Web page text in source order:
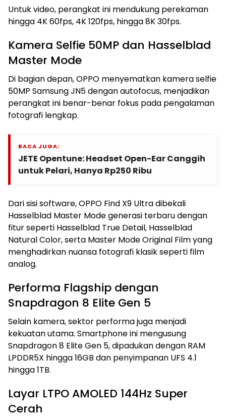
Untuk video, perangkat ini mendukung perekaman
hingga 4K 60fps, 4K 120fps, hingga 8K 30fps.
Kamera Selfie 50MP dan Hasselblad
Master Mode
Di bagian depan, OPPO menyematkan kamera selfie
50MP Samsung JN5 dengan autofocus, menjadikan
perangkat ini benar-benar fokus pada pengalaman
fotografi lengkap.
BACA JUGA:
JETE Opentune: Headset Open-Ear Canggih
untuk Pelari, Hanya Rp250 Ribu
Dari sisi software, OPPO Find X9 Ultra dibekali
Hasselblad Master Mode generasi terbaru dengan
fitur seperti Hasselblad True Detail, Hasselblad
Natural Color, serta Master Mode Original Film yang
menghadirkan nuansa fotografi klasik seperti film
analog.
Performa Flagship dengan
Snapdragon 8 Elite Gen 5
Selain kamera, sektor performa juga menjadi
kekuatan utama. Smartphone ini mengusung
Snapdragon 8 Elite Gen 5, dipadukan dengan RAM
LPDDR5X hingga 16GB dan penyimpanan UFS 4.1
hingga 1TB.
Layar LTPO AMOLED 144Hz Super
Cerah